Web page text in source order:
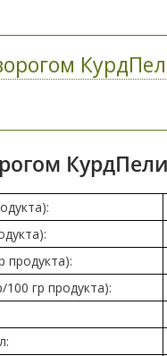
продукта):
гр продукта):